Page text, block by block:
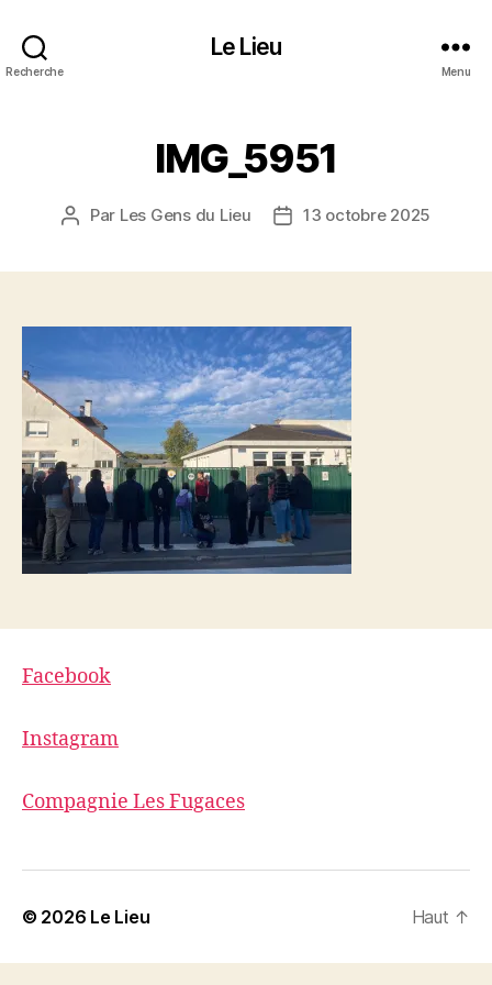
Recherche
Le Lieu
Menu
IMG_5951
Auteur
Par Les Gens du Lieu
Date13 octobre 2025
Facebook
Instagram
Compagnie Les Fugaces
© 2026 Le Lieu Haut ↑